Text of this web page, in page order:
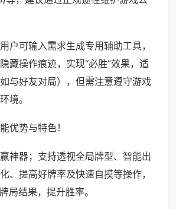
户可输入需求生成专用辅助工具，
藏操作痕迹，实现“必胜”效果，适
与好友对局），但需注意遵守游戏
境。
优势与特色！
神器；支持透视全局牌型、智能出
、提高好牌率及快速自摸等操作，
局结果，提升胜率。